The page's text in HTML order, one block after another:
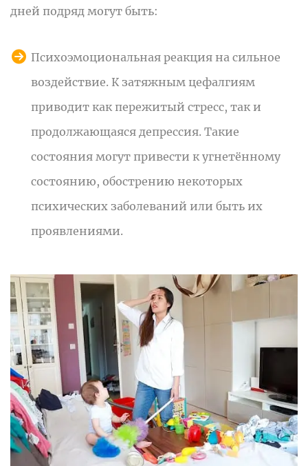
дней подряд могут быть:
Психоэмоциональная реакция на сильное
воздействие. К затяжным цефалгиям
приводит как пережитый стресс, так и
продолжающаяся депрессия. Такие
состояния могут привести к угнетённому
состоянию, обострению некоторых
психических заболеваний или быть их
проявлениями.